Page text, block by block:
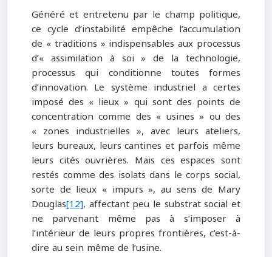
Généré et entretenu par le champ politique,
ce cycle d’instabilité empêche l’accumulation
de « traditions » indispensables aux processus
d’« assimilation à soi » de la technologie,
processus qui conditionne toutes formes
d’innovation. Le système industriel a certes
imposé des « lieux » qui sont des points de
concentration comme des « usines » ou des
« zones industrielles », avec leurs ateliers,
leurs bureaux, leurs cantines et parfois même
leurs cités ouvrières. Mais ces espaces sont
restés comme des isolats dans le corps social,
sorte de lieux « impurs », au sens de Mary
Douglas[12], affectant peu le substrat social et
ne parvenant même pas à s’imposer à
l’intérieur de leurs propres frontières, c’est-à-
dire au sein même de l’usine.